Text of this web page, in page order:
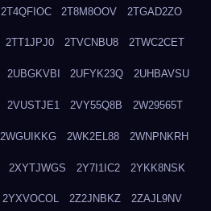
2T4QFIOC 2T8M8OOV 2TGAD2ZO
2TT1JPJ0 2TVCNBU8 2TWC2CET
2UBGKVBI 2UFYK23Q 2UHBAVSU
2VUSTJE1 2VY55Q8B 2W29565T
2WGUIKKG 2WK2EL88 2WNPNKRH
2XYTJWGS 2Y7I1IC2 2YKK8NSK
2YXVOCOL 2Z2JNBKZ 2ZAJL9NV